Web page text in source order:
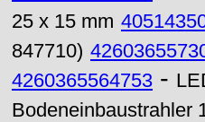
25 x 15 mm
847710)
4260365564753 -
Bodeneinbaustrahler